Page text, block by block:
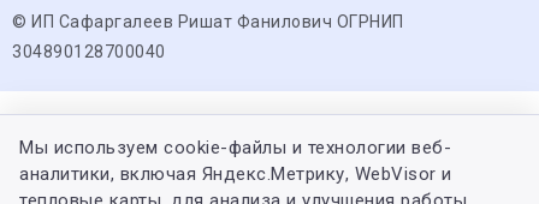
© ИП Сафаргалеев Ришат Фанилович ОГРНИП
304890128700040
Мы используем cookie-файлы и технологии веб-
аналитики, включая Яндекс.Метрику, WebVisor и